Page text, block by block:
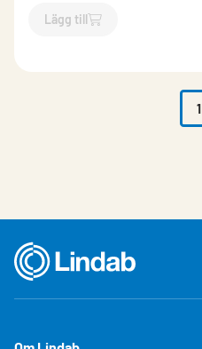
Lägg till
`$Lägg till
1